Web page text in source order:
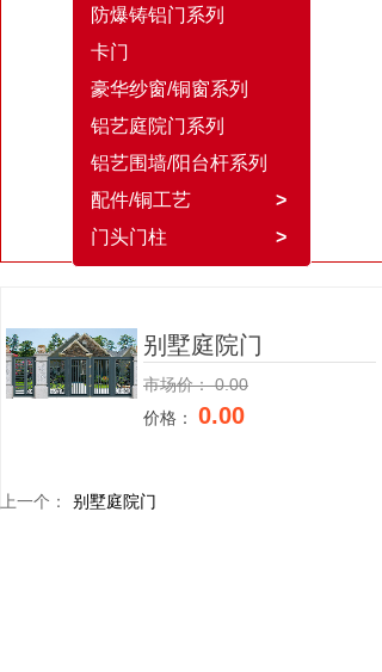
防爆铸铝门系列
卡门
豪华纱窗/铜窗系列
铝艺庭院门系列
铝艺围墙/阳台杆系列
配件/铜工艺
>
门头门柱
>
别墅庭院门
市场价： 0.00
价格： 0.00
上一个：
别墅庭院门